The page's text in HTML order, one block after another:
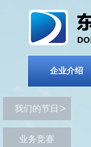
企业介绍
我们的节日
业务竞赛